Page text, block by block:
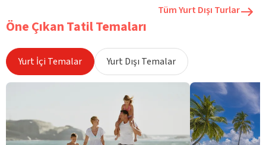
Tüm Yurt Dışı Turlar
Öne Çıkan Tatil Temaları
Yurt İçi Temalar Yurt Dışı Temalar